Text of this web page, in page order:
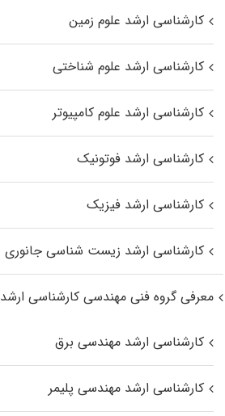
کارشناسی ارشد علوم زمین
کارشناسی ارشد علوم شناختی
کارشناسی ارشد علوم کامپیوتر
کارشناسی ارشد فوتونیک
کارشناسی ارشد فیزیک
کارشناسی ارشد زیست‌ شناسی جانوری
معرفی گروه فنی مهندسی کارشناسی ارشد
کارشناسی ارشد مهندسی برق
کارشناسی ارشد مهندسی پلیمر